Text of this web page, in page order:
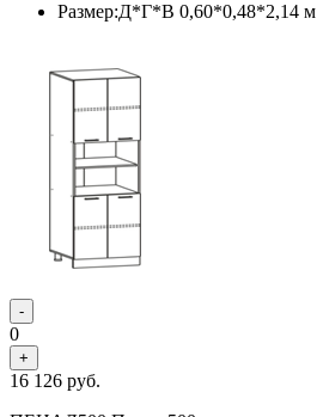
Размер:Д*Г*В 0,60*0,48*2,14 м
-
0
+
16 126 руб.